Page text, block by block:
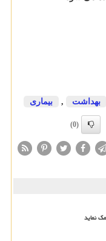
بهداشت , بیماری
(0)